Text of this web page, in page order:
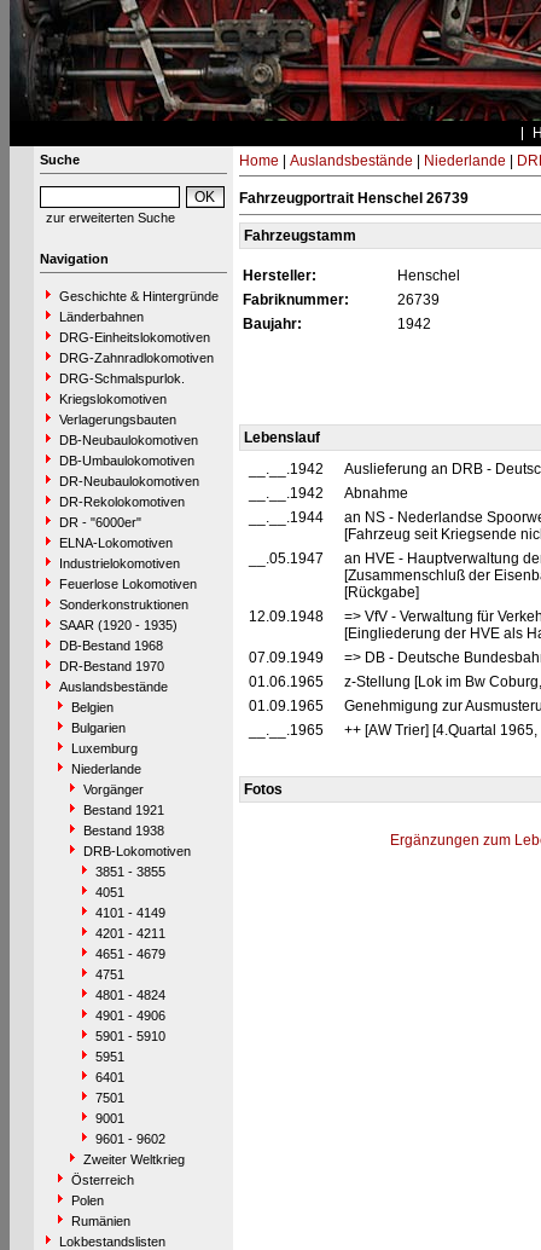
Suche
zur erweiterten Suche
Navigation
Geschichte & Hintergründe
Länderbahnen
DRG-Einheitslokomotiven
DRG-Zahnradlokomotiven
DRG-Schmalspurlok.
Kriegslokomotiven
Verlagerungsbauten
DB-Neubaulokomotiven
DB-Umbaulokomotiven
DR-Neubaulokomotiven
DR-Rekolokomotiven
DR - "6000er"
ELNA-Lokomotiven
Industrielokomotiven
Feuerlose Lokomotiven
Sonderkonstruktionen
SAAR (1920 - 1935)
DB-Bestand 1968
DR-Bestand 1970
Auslandsbestände
Belgien
Bulgarien
Luxemburg
Niederlande
Vorgänger
Bestand 1921
Bestand 1938
DRB-Lokomotiven
3851 - 3855
4051
4101 - 4149
4201 - 4211
4651 - 4679
4751
4801 - 4824
4901 - 4906
5901 - 5910
5951
6401
7501
9001
9601 - 9602
Zweiter Weltkrieg
Österreich
Polen
Rumänien
Lokbestandslisten
Home Auslandsbestände Niederlande
Fahrzeugportrait Henschel 26739
Fahrzeugstamm
Hersteller:
Henschel
Fabriknummer:
26739
Baujahr:
1942
Lebenslauf
__.__.1942
Auslieferung an DRB -
__.__.1942
Abnahme
__.__.1944
an NS - Nederlandse
[Fahrzeug seit Kriegsende
__.05.1947
an HVE - Hauptverwaltung
[Zusammenschluß der
[Rückgabe]
12.09.1948
=> VfV - Verwaltung für
[Eingliederung der HVE als
07.09.1949
=> DB - Deutsche
01.06.1965
z-Stellung [Lok im Bw
01.09.1965
Genehmigung zur
__.__.1965
++ [AW Trier] [4.Quartal
Fotos
Ergänzungen zum